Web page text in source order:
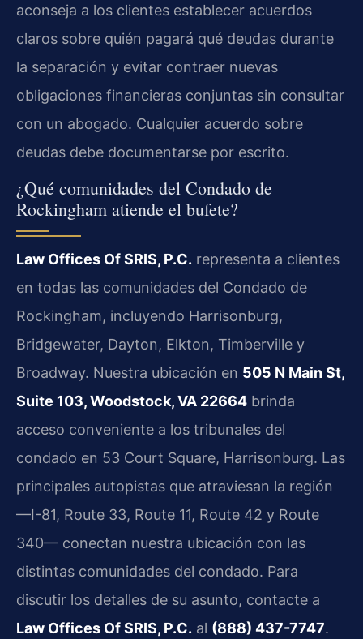
aconseja a los clientes establecer acuerdos
claros sobre quién pagará qué deudas durante
la separación y evitar contraer nuevas
obligaciones financieras conjuntas sin consultar
con un abogado. Cualquier acuerdo sobre
deudas debe documentarse por escrito.
¿Qué comunidades del Condado de
Rockingham atiende el bufete?
Law Offices Of SRIS, P.C. representa a clientes
en todas las comunidades del Condado de
Rockingham, incluyendo Harrisonburg,
Bridgewater, Dayton, Elkton, Timberville y
Broadway. Nuestra ubicación en 505 N Main St,
Suite 103, Woodstock, VA 22664 brinda
acceso conveniente a los tribunales del
condado en 53 Court Square, Harrisonburg. Las
principales autopistas que atraviesan la región
—I-81, Route 33, Route 11, Route 42 y Route
340— conectan nuestra ubicación con las
distintas comunidades del condado. Para
discutir los detalles de su asunto, contacte a
Law Offices Of SRIS, P.C. al (888) 437-7747.